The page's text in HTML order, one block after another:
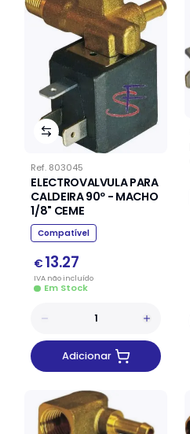
Ref. 803045
ELECTROVALVULA PARA
CALDEIRA 90º - MACHO
1/8" CEME
Compatível
€ 13.27
IVA nãoincluído
Em Stock
Adicionar